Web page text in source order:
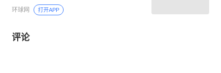
环球网 打开APP
评论